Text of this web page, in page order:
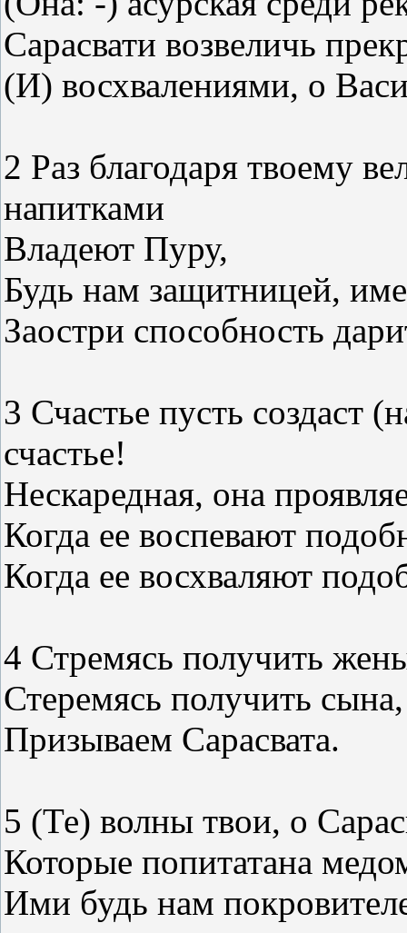
Сарасвати возвеличь
(И) восхвалениями, о
2 Раз благодаря твоему
напитками
Владеют Пуру,
Будь нам защитницей,
Заостри способность
3 Счастье пусть создаст
счастье!
Нескаредная, она
Когда ее воспевают
Когда ее восхваляют
4 Стремясь получить
Стеремясь получить
Призываем Сарасвата.
5 (Те) волны твои, о
Которые попитатана
Ими будь нам